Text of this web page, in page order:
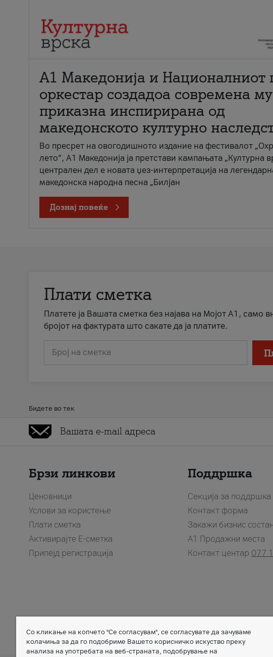
А1 Македонија и Националниот
оркестар создадоа современа
приказна инспирирана од
македонското културно
Во пресрет на овогодишното издание на фестивалот
лето“, А1 Македонија ја претстави кампањата „Културна
централен дел е новата џез-интерпретација на
македонска народна песна „Билјан
Дознај повеќе
Плати сметка
Платете ја Вашата сметка без најава на Мојот А1, само
бројот на фактурата што сакате да ја платите.
Број на сметка
Бидете во тек
Брзи линкови
Ценовници
Услови за користење
Плати сметка
Активирајте Е-сметка
Припејд регистрација
Поддршка
Секција за поддршка
Контакт форма
Закажи бизнис
A1 Продажни места
Контакт центар 077
Member of
Со кликање на копчето "Се согласувам", се согласувате да зачуваме
колачиња за да го подобриме Вашето корисничко искуство преку
анализа на употребата на веб-страната, подобрување на